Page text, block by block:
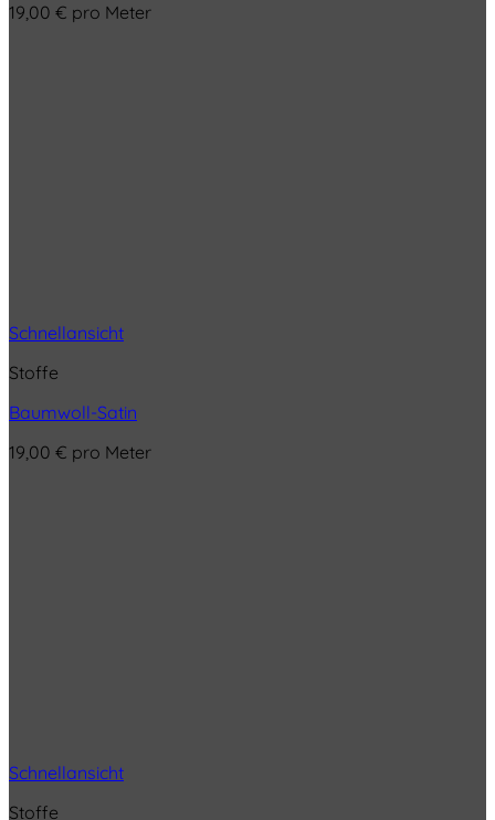
19,00 € pro Meter
Schnellansicht
Stoffe
Baumwoll-Satin
19,00 € pro Meter
Schnellansicht
Stoffe